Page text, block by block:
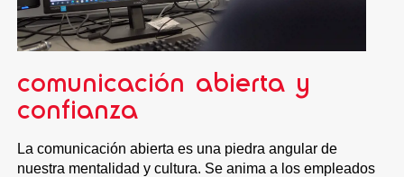
comunicación abierta y
confianza
La comunicación abierta es una piedra angular de
nuestra mentalidad y cultura. Se anima a los empleados